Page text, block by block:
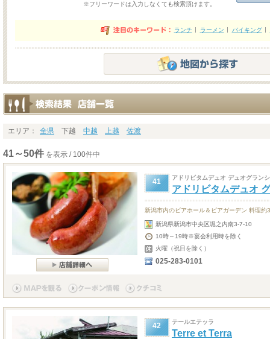
※フリーワードは入力しなくても検索頂けます。
ランチ ラーメン バイキング
エリア： 全県 下越 中越 上越 佐渡
41～50件 を表示 / 100件中
41 アドリビタムデュオ デュオグラン
アドリビタムデュオ
新潟市内のビアホール＆ビアガーデン 料理約
新潟県新潟市中央区堀之内南3-7-10
10時～19時※宴会利用時を除く
火曜（祝日を除く）
025-283-0101
42 テールエテッラ
Terre et Terra